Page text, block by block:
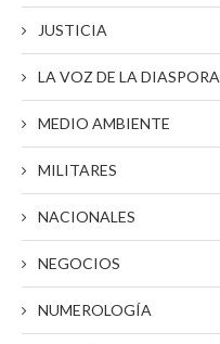
JUSTICIA
LA VOZ DE LA DIASPORA
MEDIO AMBIENTE
MILITARES
NACIONALES
NEGOCIOS
NUMEROLOGÍA